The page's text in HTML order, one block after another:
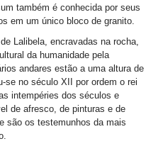
também é conhecida por seus
em um único bloco de granito.
Lalibela, encravadas na rocha,
da humanidade pela
andares estão a uma altura de
se no século XII por ordem o rei
intempéries dos séculos e
de afresco, de pinturas e de
são os testemunhos da mais